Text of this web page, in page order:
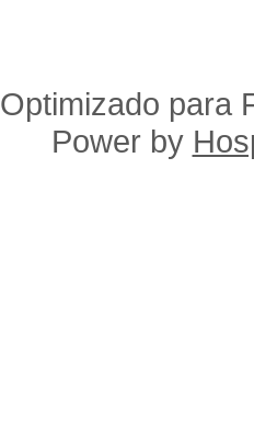
Optimizado para
Power by